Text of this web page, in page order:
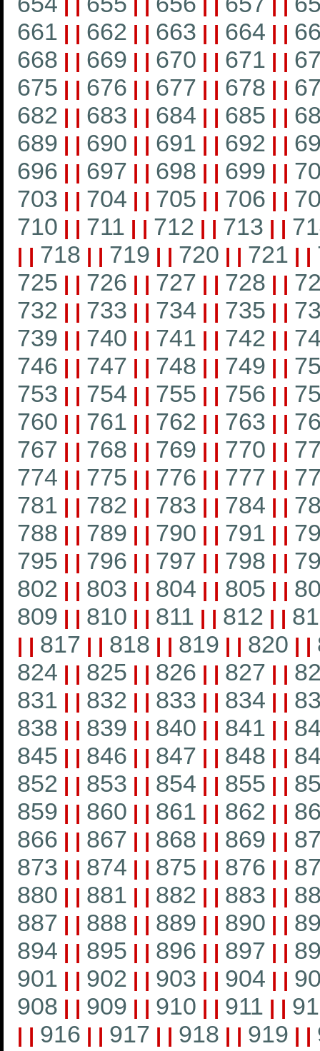
| | | | | | | |
661 | | 662 | | 663 | | 664 | |
668 | | 669 | | 670 | | 671 | |
675 | | 676 | | 677 | | 678 | |
682 | | 683 | | 684 | | 685 | |
689 | | 690 | | 691 | | 692 | |
696 | | 697 | | 698 | | 699 | |
703 | | 704 | | 705 | | 706 | |
710 | | 711 | | 712 | | 713 | |
| | 718 | | 719 | | 720 | | 721 | |
725 | | 726 | | 727 | | 728 | |
732 | | 733 | | 734 | | 735 | |
739 | | 740 | | 741 | | 742 | |
746 | | 747 | | 748 | | 749 | |
753 | | 754 | | 755 | | 756 | |
760 | | 761 | | 762 | | 763 | |
767 | | 768 | | 769 | | 770 | |
774 | | 775 | | 776 | | 777 | |
781 | | 782 | | 783 | | 784 | |
788 | | 789 | | 790 | | 791 | |
795 | | 796 | | 797 | | 798 | |
802 | | 803 | | 804 | | 805 | |
809 | | 810 | | 811 | | 812 | |
| | 817 | | 818 | | 819 | | 820 | |
824 | | 825 | | 826 | | 827 | |
831 | | 832 | | 833 | | 834 | |
838 | | 839 | | 840 | | 841 | |
845 | | 846 | | 847 | | 848 | |
852 | | 853 | | 854 | | 855 | |
859 | | 860 | | 861 | | 862 | |
866 | | 867 | | 868 | | 869 | |
873 | | 874 | | 875 | | 876 | |
880 | | 881 | | 882 | | 883 | |
887 | | 888 | | 889 | | 890 | |
894 | | 895 | | 896 | | 897 | |
901 | | 902 | | 903 | | 904 | |
908 | | 909 | | 910 | | 911 | |
| | 916 | | 917 | | 918 | | 919 | |